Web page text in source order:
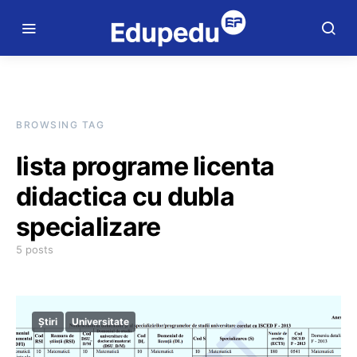
BROWSING TAG
lista programe licenta
didactica cu dubla
specializare
5 posts
Știri Universitate